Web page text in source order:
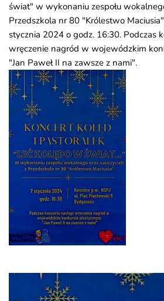
świat" w wykonaniu zespołu
Przedszkola nr 80 "Królestwo
stycznia 2024 o godz. 16:30. Podczas
wręczenie nagród w wojewódzkim
"Jan Paweł II na zawsze z nami".